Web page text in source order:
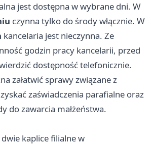
jest dostępna w wybrane dni. W
czynna tylko do środy włącznie. W
kancelaria jest nieczynna. Ze
godzin pracy kancelarii, przed
dostępność telefonicznie.
załatwić sprawy związane z
zaświadczenia parafialne oraz
do zawarcia małżeństwa.
kaplice filialne w